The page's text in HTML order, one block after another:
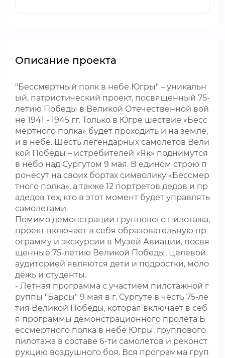
Описание проекта
"Бессмертный полк в небе Югры" – уникальн
ый, патриотический проект, посвященный 75-
летию Победы в Великой Отечественной вой
не 1941 - 1945 гг. Только в Югре шествие «Бесс
мертного полка» будет проходить и на земле,
и в небе. Шесть легендарных самолетов Вели
кой Победы – истребителей «Як» поднимутся
в небо над Сургутом 9 мая. В едином строю п
ронесут на своих бортах символику «Бессмер
тного полка», а также 12 портретов дедов и пр
адедов тех, кто в этот момент будет управлять
самолетами.
Помимо демонстрации группового пилотажа,
проект включает в себя образовательную пр
ограмму и экскурсии в Музей Авиации, посвя
щенные 75-летию Великой Победы. Целевой
аудиторией являются дети и подростки, моло
дёжь и студенты.
- Лётная программа с участием пилотажной г
руппы "Барсы" 9 мая в г. Сургуте в честь 75-ле
тия Великой Победы, которая включает в себ
я программы демонстрационного пролёта Б
ессмертного полка в небе Югры, группового
пилотажа в составе 6-ти самолётов и реконст
рукцию воздушного боя. Вся программа груп